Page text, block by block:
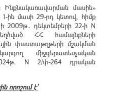
Ինքնակառավարման մասին»
ին մասի 29-րդ կետով, հիմք
2009թ․ դեկտեմբերի 22-ի N
ՀՀ համայնքների
փաստաթղթերի մշակման
միջգերատեսչական
N 2/փ-264 դրական
է՝